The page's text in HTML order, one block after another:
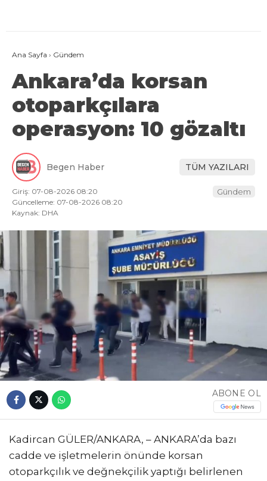
Ana Sayfa › Gündem
Ankara’da korsan
otoparkçılara
operasyon: 10 gözaltı
Begen Haber TÜM YAZILARI
Giriş: 07-08-2026 08:20
Güncelleme: 07-08-2026 08:20
Kaynak: DHA
Gündem
ABONE OL
Kadircan GÜLER/ANKARA, – ANKARA’da bazı
cadde ve işletmelerin önünde korsan
otoparkçılık ve değnekçilik yaptığı belirlenen